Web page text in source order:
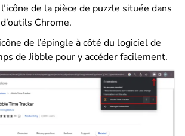
de la pièce de puzzle située dans
Chrome.
de l’épingle à côté du logiciel de
de Jibble pour y accéder facilement.